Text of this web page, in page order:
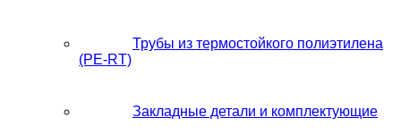
Трубы из термостойкого полиэтилена
(PE-RT)
Закладные детали и комплектующие